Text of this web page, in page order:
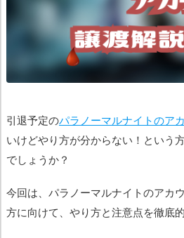
引退予定のパラノーマルナイトのア
いけどやり方が分からない！という
でしょうか？
今回は、パラノーマルナイトのアカ
方に向けて、やり方と注意点を徹底